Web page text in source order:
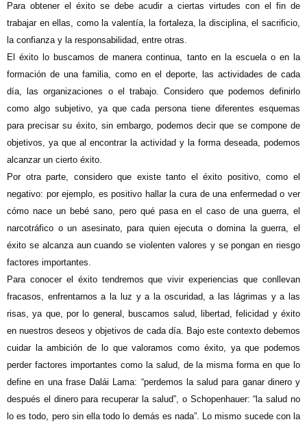
Para obtener el éxito se debe acudir a ciertas virtudes con el fin de
trabajar en ellas, como la valentía, la fortaleza, la disciplina, el sacrificio,
la confianza y la responsabilidad, entre otras.
El éxito lo buscamos de manera continua, tanto en la escuela o en la
formación de una familia, como en el deporte, las actividades de cada
día, las organizaciones o el trabajo. Considero que podemos definirlo
como algo subjetivo, ya que cada persona tiene diferentes esquemas
para precisar su éxito, sin embargo, podemos decir que se compone de
objetivos, ya que al encontrar la actividad y la forma deseada, podemos
alcanzar un cierto éxito.
Por otra parte, considero que existe tanto eléxito positivo, como el
negativo: por ejemplo, es positivo hallar la cura de una enfermedad o ver
cómo nace un bebé sano, pero qué pasa en el caso de una guerra, el
narcotráfico o un asesinato, para quien ejecuta o domina la guerra, el
éxito se alcanza aun cuando se violenten valores y se pongan en riesgo
factores importantes.
Para conocer el éxito tendremos que vivir experiencias que conllevan
fracasos, enfrentarnos a la luz y a la oscuridad, a las l ágrimas y a las
risas, ya que, por lo general, buscamos salud, libertad, felicidad y éxito
en nuestros deseos y objetivos de cada día. Bajo este contexto debemos
cuidar la ambición de lo que valoramos como éxito, ya que podemos
perder factores importantes como la salud, de la misma forma en que lo
define en una frase Dalái Lama: “perdemos la salud para ganar dinero y
después el dinero para recuperar la salud”, o Schopenhauer: “la salud no
lo es todo, pero sin ella todo lo demás es nada”. Lo mismo sucede con la